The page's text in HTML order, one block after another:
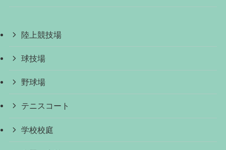
陸上競技場
球技場
野球場
テニスコート
学校校庭